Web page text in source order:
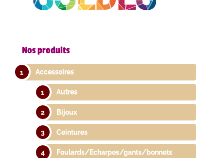
Nos produits
Accessoires
Autres
Bijoux
Ceintures
Foulards/Echarpes/gants/bonnets